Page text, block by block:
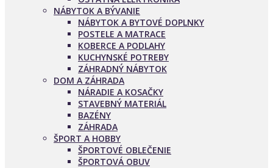
NÁBYTOK A BÝVANIE
NÁBYTOK A BYTOVÉ DOPLNKY
POSTELE A MATRACE
KOBERCE A PODLAHY
KUCHYNSKÉ POTREBY
ZÁHRADNÝ NÁBYTOK
DOM A ZÁHRADA
NÁRADIE A KOSAČKY
STAVEBNÝ MATERIÁL
BAZÉNY
ZÁHRADA
ŠPORT A HOBBY
ŠPORTOVÉ OBLEČENIE
ŠPORTOVÁ OBUV